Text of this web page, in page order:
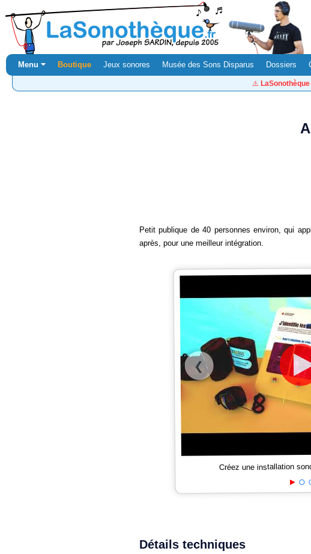
Menu ⏷ Boutique Jeux sonores Musée des Sons Disparus Dossiers
⚠️ LaSonothèque
Petit publique de 40 personnes environ, qui
après, pour une meilleur intégration.
❮
Créez une installation
Détails techniques